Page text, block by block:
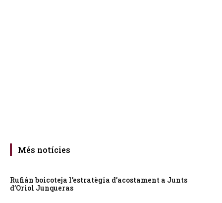
Més notícies
Rufián boicoteja l’estratègia d’acostament a Junts
d’Oriol Junqueras